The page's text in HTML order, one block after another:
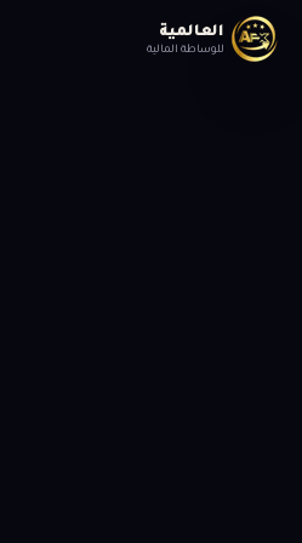
العالمية
للوساطة المالية